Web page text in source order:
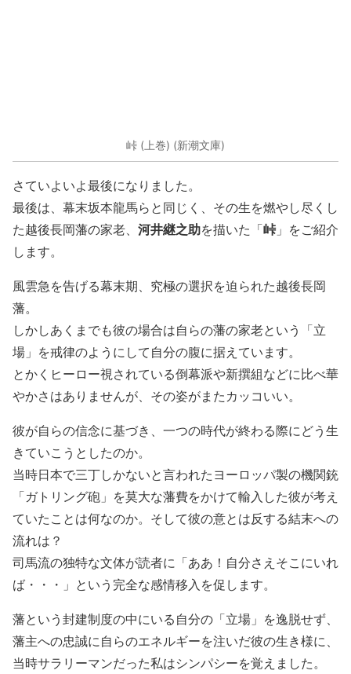
峠 (上巻) (新潮文庫)
さていよいよ最後になりました。
最後は、幕末坂本龍馬らと同じく、その生を燃やし尽くし
た越後長岡藩の家老、 河井継之助を描いた「峠」をご紹介
します。
風雲急を告げる幕末期、究極の選択を迫られた越後長岡
藩。
しかしあくまでも彼の場合は自らの藩の家老という「立
場」を戒律のようにして自分の腹に据えています。
とかくヒーロー視されている倒幕派や新撰組などに比べ華
やかさはありませんが、その姿がまたカッコいい。
彼が自らの信念に基づき、一つの時代が終わる際にどう生
きていこうとしたのか。
当時日本で三丁しかないと言われたヨーロッパ製の機関銃
「ガトリング砲」を莫大な藩費をかけて輸入した彼が考え
ていたことは何なのか。そして彼の意とは反する結末への
流れは？
司馬流の独特な文体が読者に「ああ！自分さえそこにいれ
ば・・・」という完全な感情移入を促します。
藩という封建制度の中にいる自分の「立場」を逸脱せず、
藩主への忠誠に自らのエネルギーを注いだ彼の生き様に、
当時サラリーマンだった私はシンパシーを覚えました。